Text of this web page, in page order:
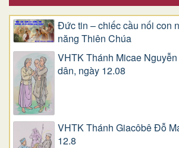
Đức tin – chiếc cầu nối con
năng Thiên Chúa
VHTK Thánh Micae
dân, ngày 12.08
VHTK Thánh Giacôbê Ðỗ
12.8